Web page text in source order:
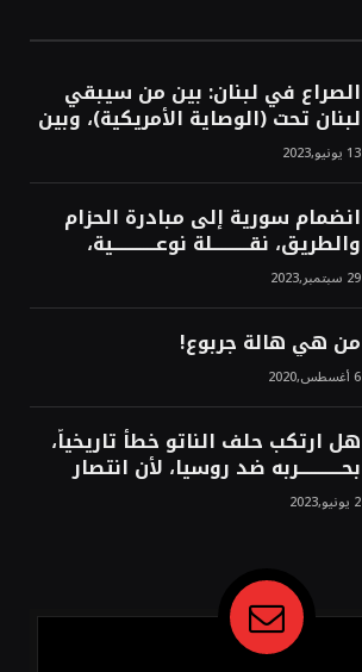
الصراع في لبنان: بين من سيبقي
لبنان تحت (الوصاية الأمريكية)، وبين
من سيخرج لبنان من النفق الغربي!
محمد محسن13 يونيو,2023
انضمام سورية إلى مبادرة الحزام
والطريق، نقــــــــــلة نوعــــــــــــية،
استراتيجية، تاريخية، نهائية، نحو
الشرق!محمد محسن29 سبتمبر,2023
من هي هالة جربوع!
6 أغسطس,2020
هل ارتكب حلف الناتو خطأً تاريخياً،
بحــــــــــــربه ضد روسيا، لأن انتصار
روسيا الحتمي، سيفتت الناتو!محمد
محسن 2 يونيو,2023